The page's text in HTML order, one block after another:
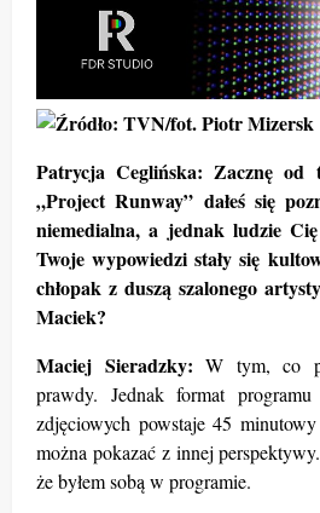
Patrycja Ceglińska: Zacznę od
„Project Runway” dałeś się
niemedialna, a jednak ludzie
Twoje wypowiedzi stały się
chłopak z duszą szalonego
Maciek?
Maciej Sieradzky:W tym, co
prawdy. Jednak format
zdjęciowych powstaje 45
można pokazać z innej
że byłem sobą w programie.